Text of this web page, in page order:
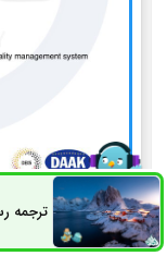
ترجمهراه های ارتباطی